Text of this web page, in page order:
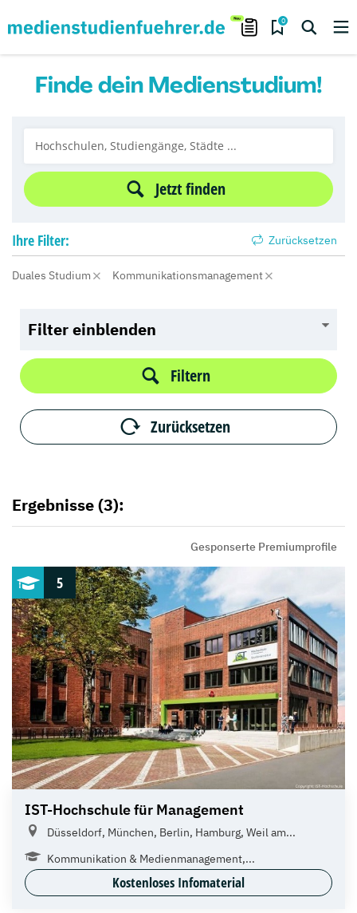
0
Finde dein Medienstudium!
Jetzt finden
Ihre Filter: Zurücksetzen
Duales Studium Kommunikationsmanagement
Filter einblenden
Filtern
Zurücksetzen
Ergebnisse (3):
Gesponserte Premiumprofile
5
IST-Hochschule für Management
Düsseldorf, München, Berlin, Hamburg, Weil am...
Kommunikation & Medienmanagement,...
Kostenloses Infomaterial